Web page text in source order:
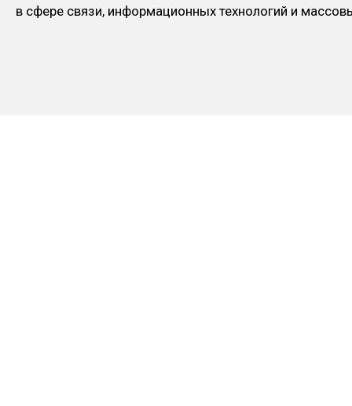
в сфере связи, информационных технологий и